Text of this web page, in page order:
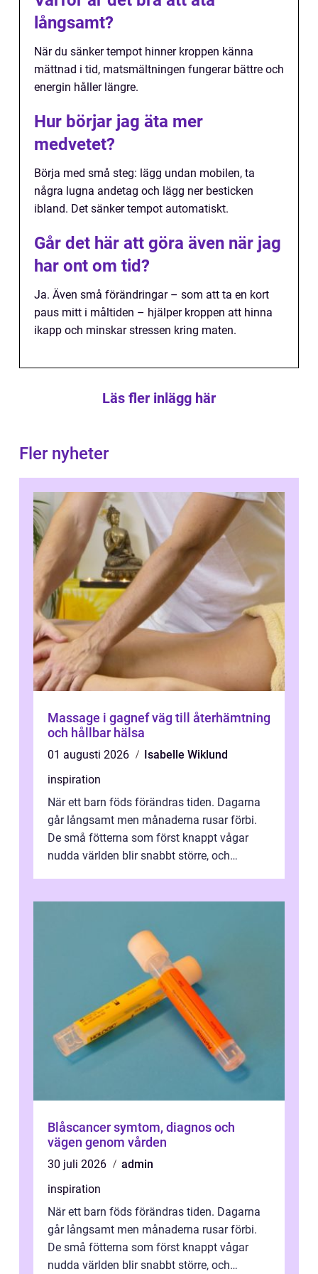
långsamt?
När du sänker tempot hinner kroppen känna
mättnad i tid, matsmältningen fungerar bättre och
energin håller längre.
Hur börjar jag äta mer
medvetet?
Börja med små steg: lägg undan mobilen, ta
några lugna andetag och lägg ner besticken
ibland. Det sänker tempot automatiskt.
Går det här att göra även när jag
har ont om tid?
Ja. Även små förändringar – som att ta en kort
paus mitt i måltiden – hjälper kroppen att hinna
ikapp och minskar stressen kring maten.
Läs fler inlägg här
Fler nyheter
Massage i gagnef väg till återhämtning
och hållbar hälsa
01 augusti 2026
Isabelle Wiklund
inspiration
När ett barn föds förändras tiden. Dagarna
går långsamt men månaderna rusar förbi.
De små fötterna som först knappt vågar
nudda världen blir snabbt större, och
Blåscancer symtom, diagnos och
vägen genom vården
30 juli 2026
admin
inspiration
När ett barn föds förändras tiden. Dagarna
går långsamt men månaderna rusar förbi.
De små fötterna som först knappt vågar
nudda världen blir snabbt större, och